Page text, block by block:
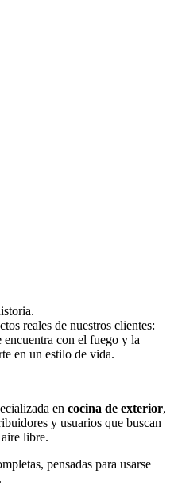
reales de nuestros clientes:
encuentra con el fuego y la
en un estilo de vida.
en cocina de exterior,
y usuarios que buscan
libre.
pensadas para usarse